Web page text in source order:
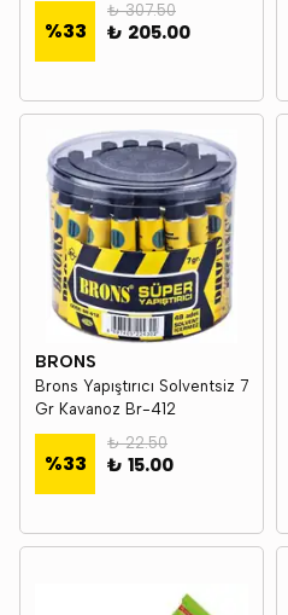
%33
₺ 307.50
₺ 205.00
BRONS
Brons Yapıştırıcı Solventsiz 7
Gr Kavanoz Br-412
%33
₺ 22.50
₺ 15.00